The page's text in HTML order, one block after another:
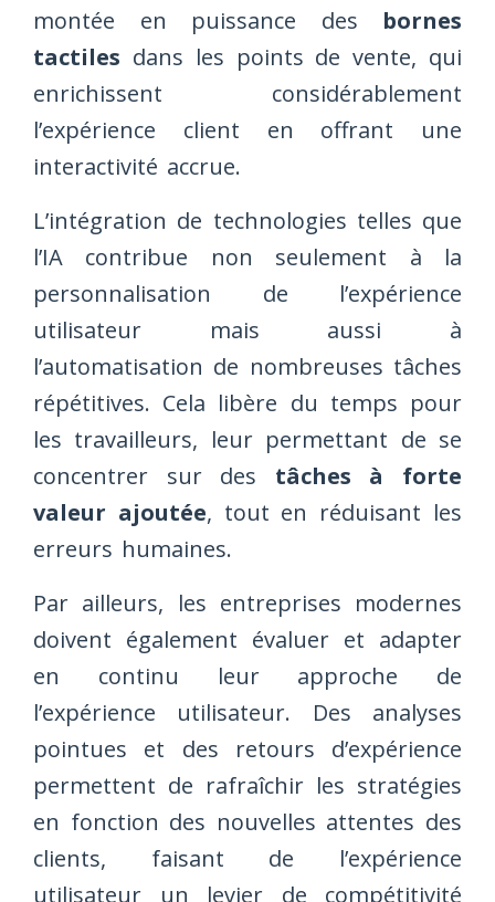
montée en puissance des bornes
tactiles dans les points de vente, qui
enrichissent considérablement
l’expérience client en offrant une
interactivité accrue.
L’intégration de technologies telles que
l’IA contribue non seulement à la
personnalisation de l’expérience
utilisateur mais aussi à
l’automatisation de nombreuses tâches
répétitives. Cela libère du temps pour
les travailleurs, leur permettant de se
concentrer sur des tâches à forte
valeur ajoutée, tout en réduisant les
erreurs humaines.
Par ailleurs, les entreprises modernes
doivent également évaluer et adapter
en continu leur approche de
l’expérience utilisateur. Des analyses
pointues et des retours d’expérience
permettent de rafraîchir les stratégies
en fonction des nouvelles attentes des
clients, faisant de l’expérience
utilisateur un levier de compétitivité